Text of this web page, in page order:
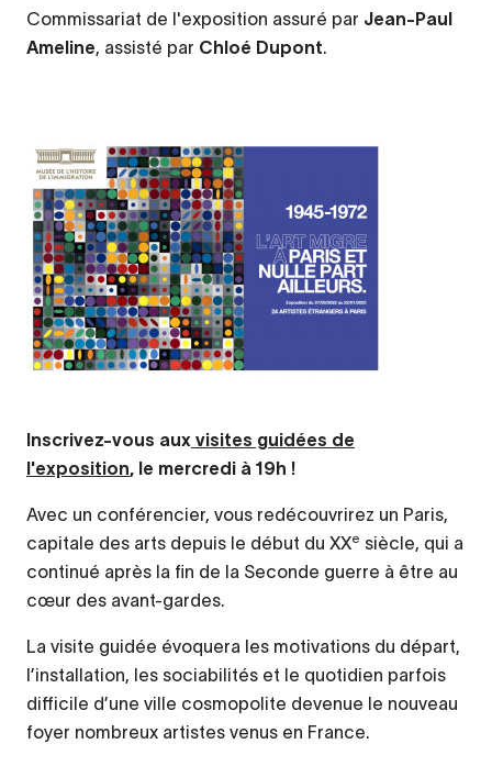
Commissariat de l'exposition assuré par Jean-Paul
Ameline, assisté par Chloé Dupont.
Inscrivez-vous aux visites guidées de
l'exposition, le mercredi à 19h !
Avec un conférencier, vous redécouvrirez un Paris,
capitale des arts depuis le début du XXe siècle, qui a
continué après la fin de la Seconde guerre à être au
cœur des avant-gardes.
La visite guidée évoquera les motivations du départ,
l’installation, les sociabilités et le quotidien parfois
difficile d’une ville cosmopolite devenue le nouveau
foyer nombreux artistes venus en France.